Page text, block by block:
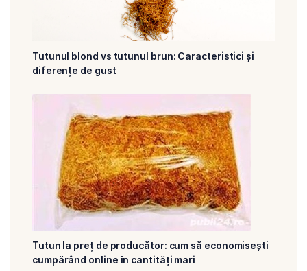
Tutunul blond vs tutunul brun: Caracteristici și
diferențe de gust
Tutun la preț de producător: cum să economisești
cumpărând online în cantități mari